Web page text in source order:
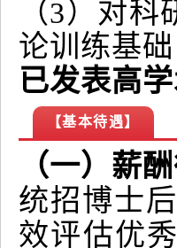
（3）对
论训练基础
已发表高
【基本待遇】
（一）薪
统招博士
效评估优